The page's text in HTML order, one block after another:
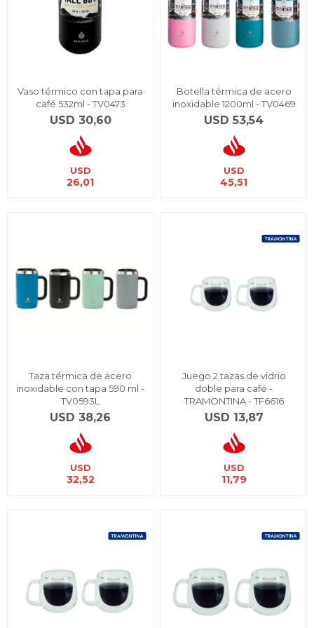
Vaso térmico con tapa para
café 532ml - TV0473
USD 30,60
USD
26,01
Botella térmica de acero
inoxidable 1200ml - TV0469
USD 53,54
USD
45,51
Taza térmica de acero
inoxidable con tapa 590 ml -
TV0593L
USD 38,26
USD
32,52
Juego 2 tazas de vidrio
doble para café -
TRAMONTINA - TF6616
USD 13,87
USD
11,79